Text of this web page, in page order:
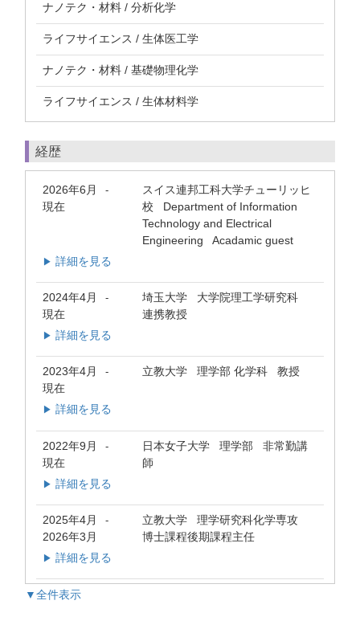
ナノテク・材料 / 分析化学
ライフサイエンス / 生体医工学
ナノテク・材料 / 基礎物理化学
ライフサイエンス / 生体材料学
経歴
2026年6月 -
現在
スイス連邦工科大学チューリッヒ
校 Department of Information
Technology and Electrical
Engineering Acadamic guest
▶ 詳細を見る
2024年4月 -
現在
埼玉大学 大学院理工学研究科
連携教授
▶ 詳細を見る
2023年4月 -
現在
立教大学 理学部 化学科 教授
▶ 詳細を見る
2022年9月 -
現在
日本女子大学 理学部 非常勤講
師
▶ 詳細を見る
2025年4月 -
2026年3月
立教大学 理学研究科化学専攻
博士課程後期課程主任
▶ 詳細を見る
▼全件表示